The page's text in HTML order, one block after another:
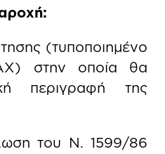
(τυποποιημένο
στην οποία θα
περιγραφή της
του Ν. 1599/86